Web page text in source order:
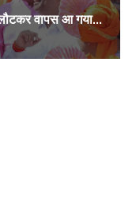
वापस आ गया...